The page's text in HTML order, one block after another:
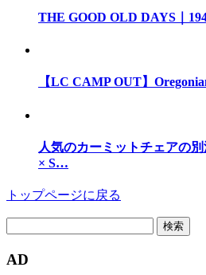
THE GOOD OLD DAYS｜
【LC CAMP OUT】
人気のカーミットチェアの
× S…
トップページに戻る
AD